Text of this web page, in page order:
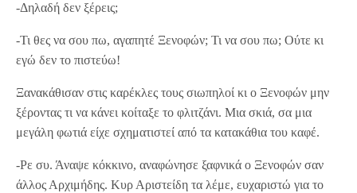
-Δηλαδή δεν ξέρεις;
-Τι θες να σου πω, αγαπητέ Ξενοφών; Τι να σου πω; Ούτε κι
εγώ δεν το πιστεύω!
Ξανακάθισαν στις καρέκλες τους σιωπηλοί κι ο Ξενοφών μην
ξέροντας τι να κάνει κοίταξε το φλιτζάνι. Μια σκιά, σα μια
μεγάλη φωτιά είχε σχηματιστεί από τα κατακάθια του καφέ.
-Ρε συ. Άναψε κόκκινο, αναφώνησε ξαφνικά ο Ξενοφών σαν
άλλος Αρχιμήδης. Κυρ Αριστείδη τα λέμε, ευχαριστώ για το